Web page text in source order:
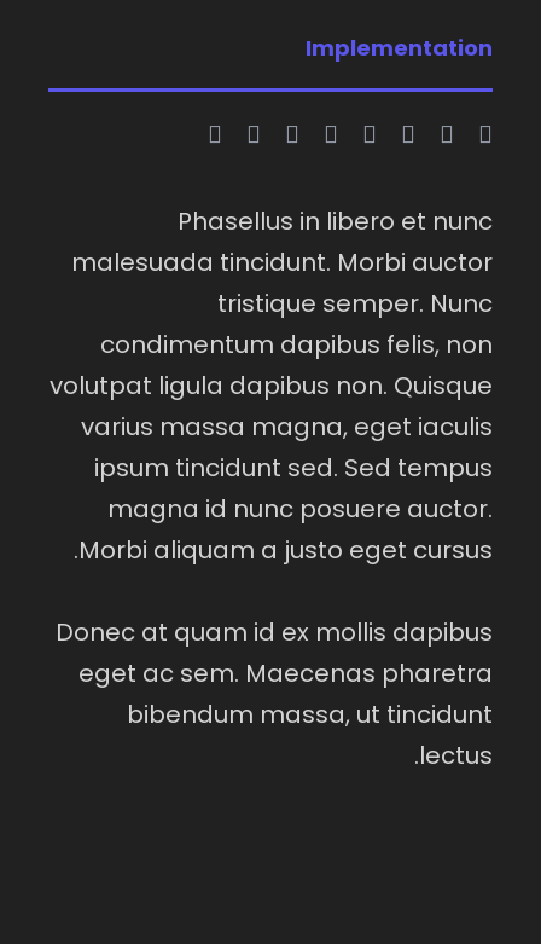
Implementation
Phasellus in libero et nunc
malesuada tincidunt. Morbi auctor
tristique semper. Nunc
condimentum dapibus felis, non
volutpat ligula dapibus non. Quisque
varius massa magna, eget iaculis
ipsum tincidunt sed. Sed tempus
magna id nunc posuere auctor.
Morbi aliquam a justo eget cursus.
Donec at quam id ex mollis dapibus
eget ac sem. Maecenas pharetra
bibendum massa, ut tincidunt
lectus.